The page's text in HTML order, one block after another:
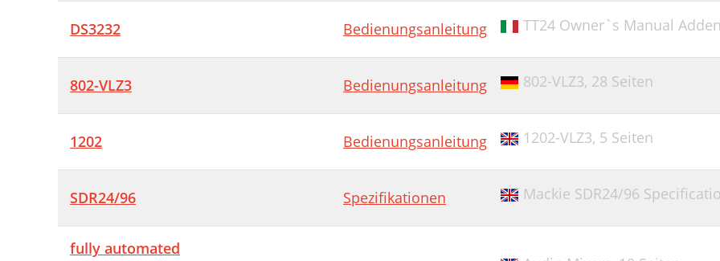
DS3232 Bedienungsanleitung TT24 Owner`s Manual
802-VLZ3 Bedienungsanleitung 802-VLZ3, 28 Seiten
1202 Bedienungsanleitung 1202-VLZ3, 5 Seiten
SDR24/96 Spezifikationen Mackie SDR24/96
fully automated